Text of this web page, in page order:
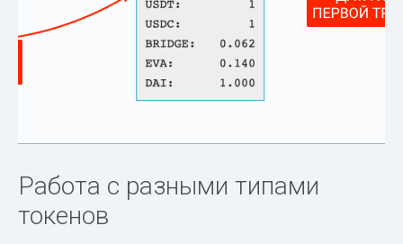
Работа с разными типами
токенов